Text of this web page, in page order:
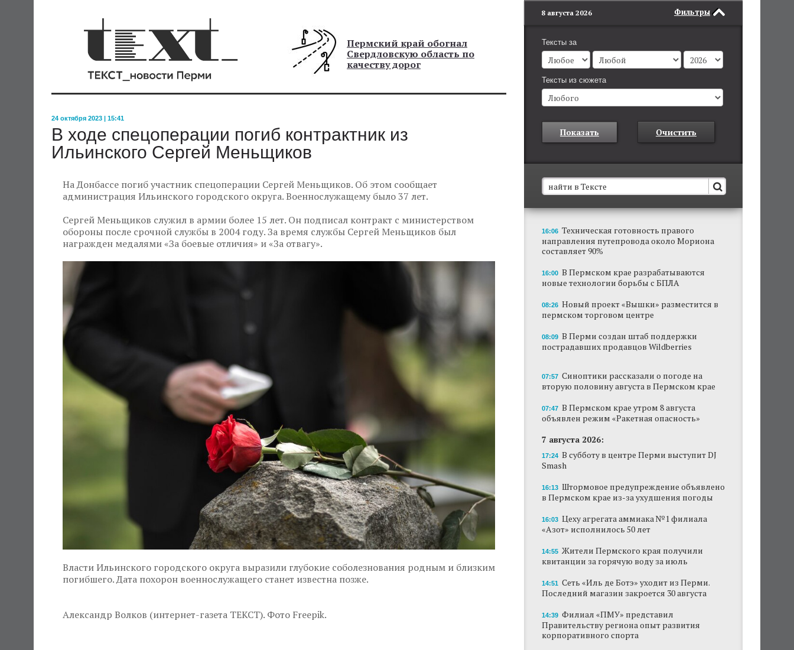
Пермский край обогнал
Свердловскую область по
качеству дорог
24 октября 2023 | 15:41
В ходе спецоперации погиб контрактник из
Ильинского Сергей Меньщиков
На Донбассе погиб участник спецоперации Сергей Меньщиков. Об этом сообщает
администрация Ильинского городского округа. Военнослужащему было 37 лет.
Сергей Меньщиков служил в армии более 15 лет. Он подписал контракт с министерством
обороны после срочной службы в 2004 году. За время службы Сергей Меньщиков был
награжден медалями «За боевые отличия» и «За отвагу».
Власти Ильинского городского округа выразили глубокие соболезнования родным и близким
погибшего. Дата похорон военнослужащего станет известна позже.
Александр Волков (интернет-газета ТЕКСТ). Фото Freepik.
Фильтры
8 августа 2026
Тексты за
Тексты из сюжета
Показать Очистить
В Пермском крае установят новые станции
обнаружения беспилотников
Они используются для обнаружения и
отслеживания БПЛА в воздухе.
Новый проект «Вышки» разместится в
пермском торговом центре
В Перми создан штаб поддержки
В субботу в центре Перми выступит DJ Smash
Сеть «Иль де Ботэ» уходит из Перми
с брошенными автомобилями
на 30%
Власти вернулись к проекту большого
16:06 Техническая готовность правого
направления путепровода около Мориона
составляет 90%
16:00 В Пермском крае разрабатываются
новые технологии борьбы с БПЛА
08:26 Новый проект «Вышки» разместится в
пермском торговом центре
08:09 В Перми создан штаб поддержки
пострадавших продавцов Wildberries
07:57 Синоптики рассказали о погоде на
вторую половину августа в Пермском крае
07:47 В Пермском крае утром 8 августа
объявлен режим «Ракетная опасность»
7 августа 2026:
17:24 В субботу в центре Перми выступит DJ
Smash
16:13 Штормовое предупреждение объявлено
в Пермском крае из-за ухудшения погоды
16:03 Цеху агрегата аммиака №1 филиала
«Азот» исполнилось 50 лет
14:55 Жители Пермского края получили
квитанции за горячую воду за июль
14:51 Сеть «Иль де Ботэ» уходит из Перми.
Последний магазин закроется 30 августа
14:39 Филиал «ПМУ» представил
Правительству региона опыт развития
корпоративного спорта